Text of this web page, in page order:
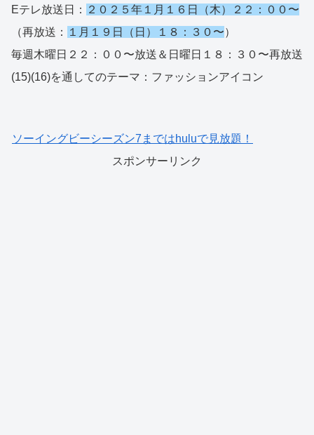
Eテレ放送日：
２０２５年１月１６日（木）２２：００〜
（再放送：
１月１９日（日）１８：３０〜）
毎週木曜日２２：００〜放送＆日曜日１８：３０〜再放送
(15)(16)を通してのテーマ：ファッションアイコン
ソーイングビーシーズン7まではhuluで見放題！
スポンサーリンク